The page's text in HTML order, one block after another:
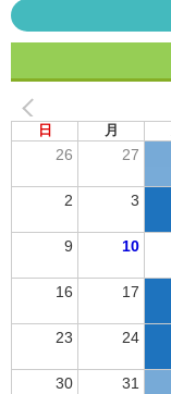
日 月
26 27
2 3
9 10
16 17
23 24
30 31